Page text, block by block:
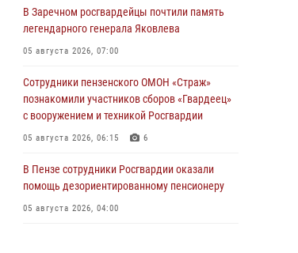
В Заречном росгвардейцы почтили память
легендарного генерала Яковлева
05 августа 2026, 07:00
Сотрудники пензенского ОМОН «Страж»
познакомили участников сборов «Гвардеец»
с вооружением и техникой Росгвардии
05 августа 2026, 06:15 6
В Пензе сотрудники Росгвардии оказали
помощь дезориентированному пенсионеру
05 августа 2026, 04:00